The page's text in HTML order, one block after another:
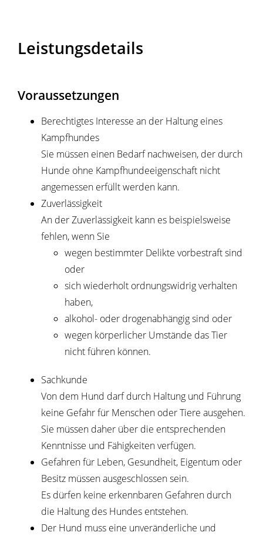
Leistungsdetails
Voraussetzungen
Berechtigtes Interesse an der Haltung eines
Kampfhundes
Sie müssen einen Bedarf nachweisen, der durch
Hunde ohne Kampfhundeeigenschaft nicht
angemessen erfüllt werden kann.
Zuverlässigkeit
An der Zuverlässigkeit kann es beispielsweise
fehlen, wenn Sie
wegen bestimmter Delikte vorbestraft sind
oder
sich wiederholt ordnungswidrig verhalten
haben,
alkohol- oder drogenabhängig sind oder
wegen körperlicher Umstände das Tier
nicht führen können.
Sachkunde
Von dem Hund darf durch Haltung und Führung
keine Gefahr für Menschen oder Tiere ausgehen.
Sie müssen daher über die entsprechenden
Kenntnisse und Fähigkeiten verfügen.
Gefahren für Leben, Gesundheit, Eigentum oder
Besitz müssen ausgeschlossen sein.
Es dürfen keine erkennbaren Gefahren durch
die Haltung des Hundes entstehen.
Der Hund muss eine unveränderliche und